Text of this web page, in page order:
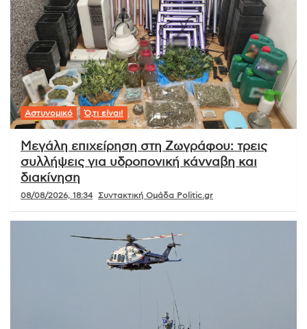
Αστυνομικό Ό,τι είναι!
Μεγάλη επιχείρηση στη Ζωγράφου: τρεις
συλλήψεις για υδροπονική κάνναβη και
διακίνηση
08/08/2026, 18:34 Συντακτική Ομάδα Politic.gr